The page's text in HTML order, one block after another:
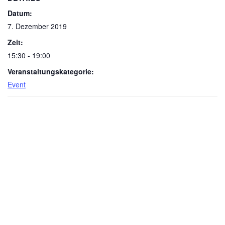
Datum:
7. Dezember 2019
Zeit:
15:30 - 19:00
Veranstaltungskategorie:
Event